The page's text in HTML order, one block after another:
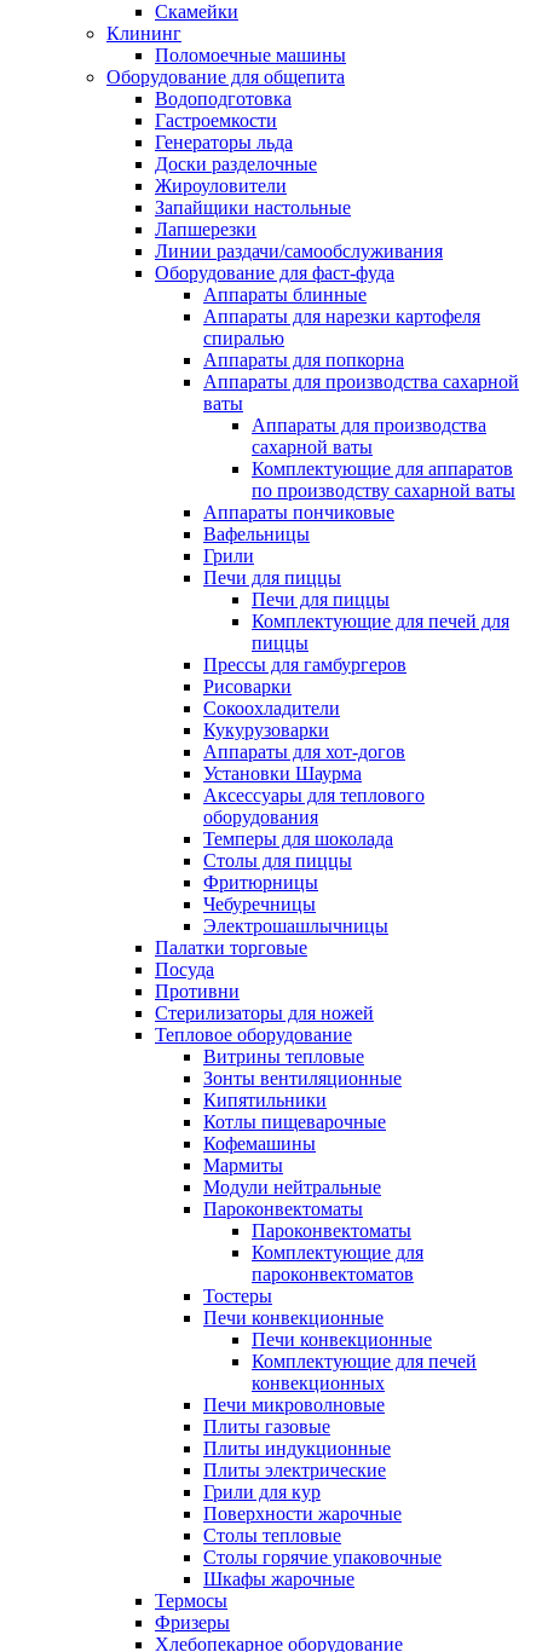
Скамейки
Клининг
Поломоечные машины
Оборудование для общепита
Водоподготовка
Гастроемкости
Генераторы льда
Доски разделочные
Жироуловители
Запайщики настольные
Лапшерезки
Линии раздачи/самообслуживания
Оборудование для фаст-фуда
Аппараты блинные
Аппараты для нарезки картофеля
спиралью
Аппараты для попкорна
Аппараты для производства сахарной
ваты
Аппараты для производства
сахарной ваты
Комплектующие для аппаратов
по производству сахарной ваты
Аппараты пончиковые
Вафельницы
Грили
Печи для пиццы
Печи для пиццы
Комплектующие для печей для
пиццы
Прессы для гамбургеров
Рисоварки
Сокоохладители
Кукурузоварки
Аппараты для хот-догов
Установки Шаурма
Аксессуары для теплового
оборудования
Темперы для шоколада
Столы для пиццы
Фритюрницы
Чебуречницы
Электрошашлычницы
Палатки торговые
Посуда
Противни
Стерилизаторы для ножей
Тепловое оборудование
Витрины тепловые
Зонты вентиляционные
Кипятильники
Котлы пищеварочные
Кофемашины
Мармиты
Модули нейтральные
Пароконвектоматы
Пароконвектоматы
Комплектующие для
пароконвектоматов
Тостеры
Печи конвекционные
Печи конвекционные
Комплектующие для печей
конвекционных
Печи микроволновые
Плиты газовые
Плиты индукционные
Плиты электрические
Грили для кур
Поверхности жарочные
Столы тепловые
Столы горячие упаковочные
Шкафы жарочные
Термосы
Фризеры
Хлебопекарное оборудование